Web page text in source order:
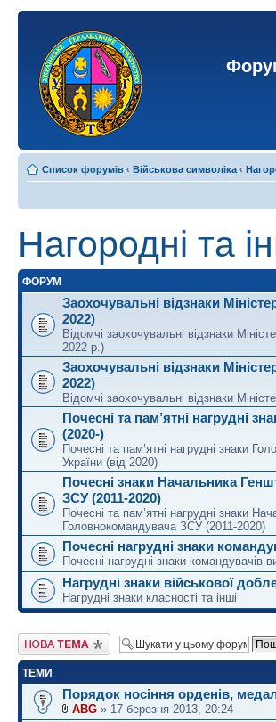
Список форумів ‹ Військова символіка ‹
Нагородні та
ФОРУМ
Заохочувальні відзнаки
2022)
Відомчі заохочувальні відзнаки
2022 р.)
Заохочувальні відзнаки
2022)
Відомчі заохочувальні відзнаки
Почесні та пам’ятні нагрудні
(2020-)
Почесні та пам’ятні нагрудні знаки
України (від 2020)
Почесні знаки Начальника
ЗСУ (2011-2020)
Почесні та пам’ятні нагрудні знаки
Головнокомандувача ЗСУ (2011-2020)
Почесні нагрудні знаки
Почесні нагрудні знаки командувачів
Нагрудні знаки військової
Нагрудні знаки класності та інші
Створити нову тему
ТЕМИ
Порядок носіння орденів,
ABG » 17 березня 2013, 20:24